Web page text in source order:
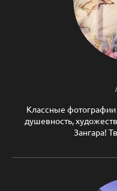
Классные фотографии
душевность,
Зангара!